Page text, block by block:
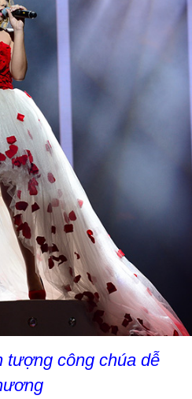
tượng công chúa dễ